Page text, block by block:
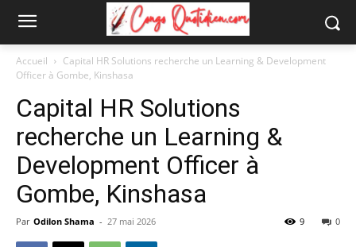
Accueil
Capital HR Solutions recherche un Learning & Development
Officer à Gombe, Kinshasa
Capital HR Solutions
recherche un Learning &
Development Officer à
Gombe, Kinshasa
Par Odilon Shama - 27 mai 2026 0
9